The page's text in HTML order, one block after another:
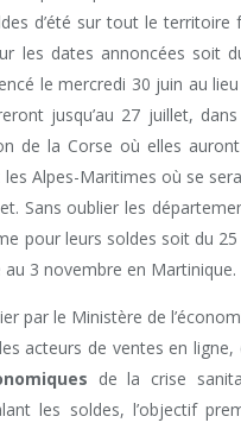
d’été sur tout le territoire
les dates annoncées soit
le mercredi 30 juin au
jusqu’au 27 juillet, dans
de la Corse où elles
Alpes-Maritimes où se
Sans oublier les
pour leurs soldes soit du
3 novembre en Martinique.
par le Ministère de
acteurs de ventes en ligne,
de la crise
les soldes, l’objectif